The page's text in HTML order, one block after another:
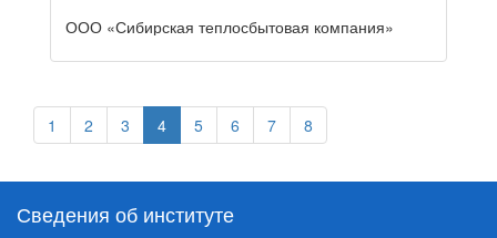
ООО «Сибирская теплосбытовая компания»
1 2 3 4 5 6 7 8
Сведения об институте